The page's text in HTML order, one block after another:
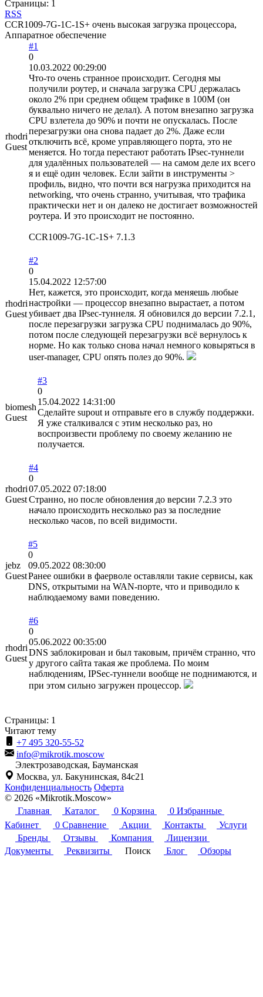
Страницы: 1
RSS
CCR1009-7G-1C-1S+ очень высокая загрузка процессора,
Аппаратное обеспечение
rhodri
Guest
#1
0
10.03.2022 00:29:00
Что-то очень странное происходит. Сегодня мы
получили роутер, и сначала загрузка CPU держалась
около 2% при среднем общем трафике в 100M (он
буквально ничего не делал). А потом внезапно загрузка
CPU взлетела до 90% и почти не опускалась. После
перезагрузки она снова падает до 2%. Даже если
отключить всё, кроме управляющего порта, это не
меняется. Но тогда перестают работать IPsec-туннели
для удалённых пользователей — на самом деле их всего
я и ещё один человек. Если зайти в инструменты >
профиль, видно, что почти вся нагрузка приходится на
networking, что очень странно, учитывая, что трафика
практически нет и он далеко не достигает возможностей
роутера. И это происходит не постоянно.
CCR1009-7G-1C-1S+ 7.1.3
rhodri
Guest
#2
0
15.04.2022 12:57:00
Нет, кажется, это происходит, когда меняешь любые
настройки — процессор внезапно вырастает, а потом
убивает два IPsec-туннеля. Я обновился до версии 7.2.1,
после перезагрузки загрузка CPU поднималась до 90%,
потом после следующей перезагрузки всё вернулось к
норме. Но как только снова начал немного ковыряться в
user-manager, CPU опять полез до 90%.
biomesh
Guest
#3
0
15.04.2022 14:31:00
Сделайте supout и отправьте его в службу поддержки.
Я уже сталкивался с этим несколько раз, но
воспроизвести проблему по своему желанию не
получается.
rhodri
Guest
#4
0
07.05.2022 07:18:00
Странно, но после обновления до версии 7.2.3 это
начало происходить несколько раз за последние
несколько часов, по всей видимости.
jebz
Guest
#5
0
09.05.2022 08:30:00
Ранее ошибки в фаерволе оставляли такие сервисы, как
DNS, открытыми на WAN-порте, что и приводило к
наблюдаемому вами поведению.
rhodri
Guest
#6
0
05.06.2022 00:35:00
DNS заблокирован и был таковым, причём странно, что
у другого сайта такая же проблема. По моим
наблюдениям, IPSec-туннели вообще не поднимаются, и
при этом сильно загружен процессор.
Страницы: 1
Читают тему
+7 495 320-55-52
info@mikrotik.moscow
Электрозаводская, Бауманская
Москва, ул. Бакунинская, 84с21
Конфиденциальность Оферта
© 2026 «Mikrotik.Moscow»
Главная
Каталог 0 Корзина 0 Избранные
Кабинет
0 Сравнение Акции Контакты
Услуги
Бренды
Отзывы Компания
Лицензии
Документы
Реквизиты Поиск Блог Обзоры